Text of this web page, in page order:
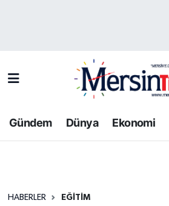
Gündem Dünya Ekonomi
HABERLER EĞITIM
Bilim-Teknoloji
Dünya
Ekonomi
Trafik Durumu
Tüm Manşetler
Haber Arşivi